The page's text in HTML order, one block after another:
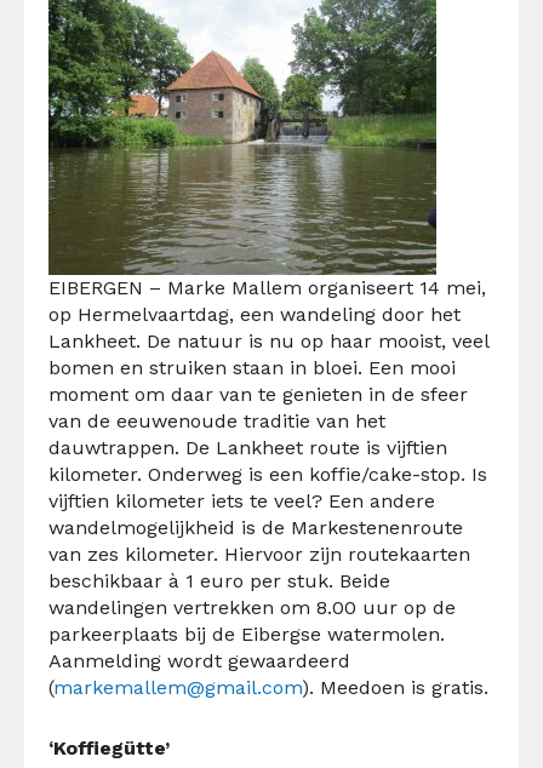
EIBERGEN – Marke Mallem organiseert 14 mei,
op Hermelvaartdag, een wandeling door het
Lankheet. De natuur is nu op haar mooist, veel
bomen en struiken staan in bloei. Een mooi
moment om daar van te genieten in de sfeer
van de eeuwenoude traditie van het
dauwtrappen. De Lankheet route is vijftien
kilometer. Onderweg is een koffie/cake-stop. Is
vijftien kilometer iets te veel? Een andere
wandelmogelijkheid is de Markestenenroute
van zes kilometer. Hiervoor zijn routekaarten
beschikbaar à 1 euro per stuk. Beide
wandelingen vertrekken om 8.00 uur op de
parkeerplaats bij de Eibergse watermolen.
Aanmelding wordt gewaardeerd
(markemallem@gmail.com). Meedoen is gratis.
‘Koffiegütte’